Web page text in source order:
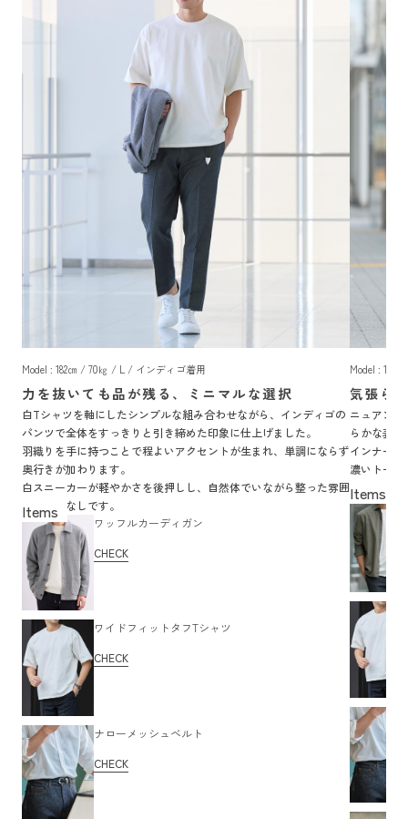
Model : 182㎝ / 70㎏ / L / インディゴ着用
力を抜いても品が残る、ミニマルな選択
白Tシャツを軸にしたシンプルな組み合わせながら、インディゴの
パンツで全体をすっきりと引き締めた印象に仕上げました。
羽織りを手に持つことで程よいアクセントが生まれ、単調にならず
奥行きが加わります。
白スニーカーが軽やかさを後押しし、自然体でいながら整った雰囲
気の着こなしです。
ワッフルカーディガン
CHECK
ワイドフィットタフTシャツ
CHECK
ナローメッシュベルト
CHECK
Model : 182
気張ら
ニュアン
らかな表
インナー
濃いトー
自然に両